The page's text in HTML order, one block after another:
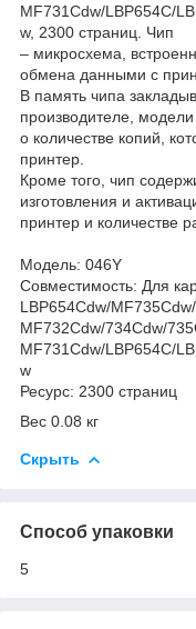
MF731Cdw/LBP654C/
w, 2300 страниц. Чип
– микросхема,
обмена данными с
В память чипа
производителе, модели
о количестве копий,
принтер.
Кроме того, чип
изготовления и
принтер и количестве
Модель: 046Y
Совместимость: Для
LBP654Cdw/
MF732Cdw/734Cdw/
MF731Cdw/LBP654C/
w
Ресурс: 2300 страниц
Вес 0.08 кг
Скрыть
Способ упаковки
5